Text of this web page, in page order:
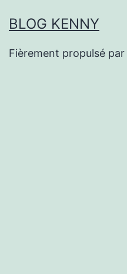
BLOG KENNY
Fièrement propulsé par